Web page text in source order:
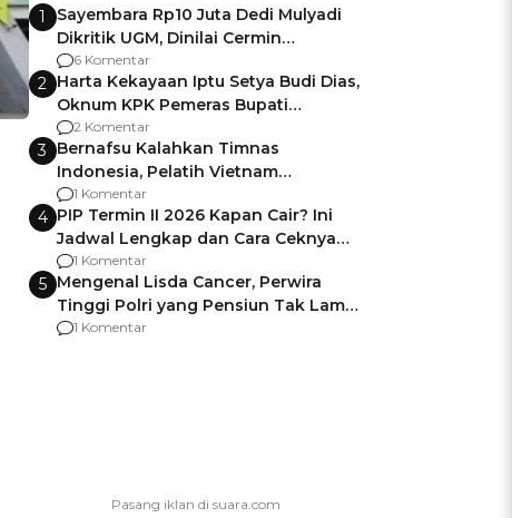
1
Sayembara Rp10 Juta Dedi Mulyadi
Dikritik UGM, Dinilai Cermin
Gagalnya Negara Jamin Keamanan
6 Komentar
2 Harta Kekayaan Iptu Setya Budi Dias,
Oknum KPK Pemeras Bupati
Pemalang
2 Komentar
3 Bernafsu Kalahkan Timnas
Indonesia, Pelatih Vietnam
Berencana Pakai Jimat di Pakansari
1 Komentar
4 PIP Termin II 2026 Kapan Cair? Ini
Jadwal Lengkap dan Cara Ceknya
agar Dana Tidak Hangus!
1 Komentar
5 Mengenal Lisda Cancer, Perwira
Tinggi Polri yang Pensiun Tak Lama
Usai Jadi Brigjen
1 Komentar